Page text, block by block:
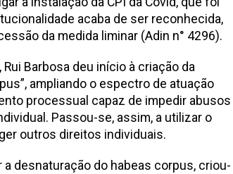
acaba de ser reconhecida,
da medida liminar (Adin n° 4296).
Barbosa deu início à criação da
ampliando o espectro de atuação
processual capaz de impedir abusos
Passou-se, assim, a utilizar o
outros direitos individuais.
desnaturação do habeas corpus, criou-